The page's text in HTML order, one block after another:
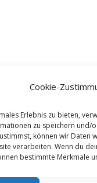
Cookie-
Erlebnis zu bieten,
zu speichern und/
können wir Daten
verarbeiten. Wenn du
bestimmte Merkmale